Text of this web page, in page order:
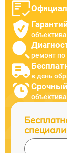
ремонт
в день